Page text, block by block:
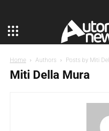
Home Authors Posts by Miti
Miti Della Mura